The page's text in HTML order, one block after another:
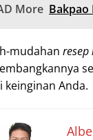
More Bakpao
mudahan resep
keinginan Anda.